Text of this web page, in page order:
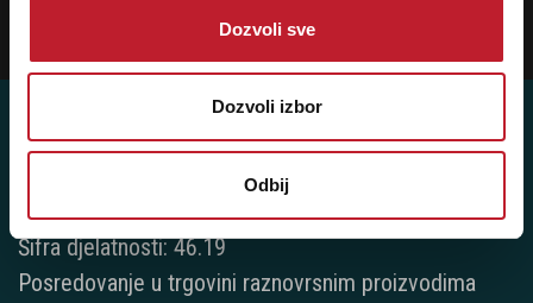
Dozvoli sve
Dozvoli izbor
Odbij
Player 387 doo
Šifra djelatnosti: 46.19
Posredovanje u trgovini raznovrsnim proizvodima